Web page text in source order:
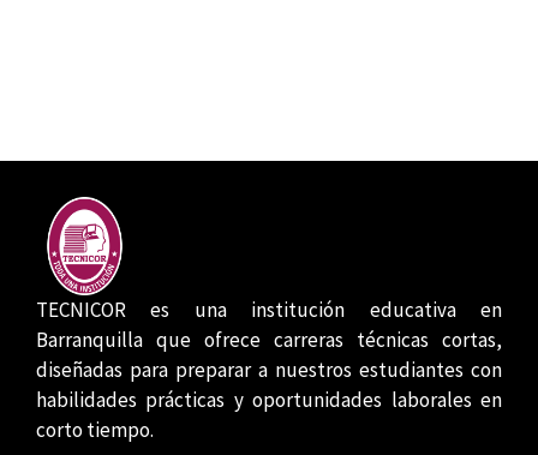
TECNICOR es una institución educativa en
Barranquilla que ofrece carreras técnicas cortas,
diseñadas para preparar a nuestros estudiantes con
habilidades prácticas y oportunidades laborales en
corto tiempo.